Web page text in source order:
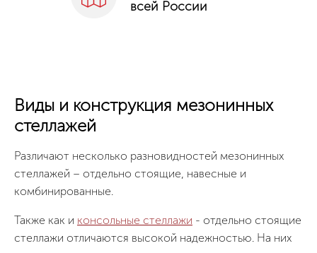
всей России
Виды и конструкция мезонинных
стеллажей
Различают несколько разновидностей мезонинных
стеллажей – отдельно стоящие, навесные и
комбинированные.
Также как и консольные стеллажи - отдельно стоящие
стеллажи отличаются высокой надежностью. На них